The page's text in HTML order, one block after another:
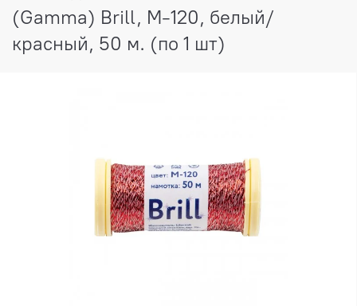
(Gamma) Brill, М-120, белый/
красный, 50 м. (по 1 шт)